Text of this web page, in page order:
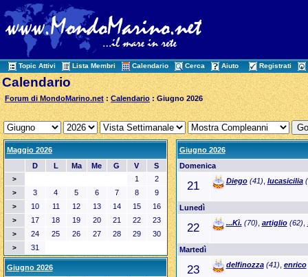
Topic Attivi Lista Membri Calendario Cerca Aiuto Registrati
Calendario
Forum di MondoMarino.net :Calendario : Giugno 2026
Maggio 2026
D
L Ma Me G V S
> 1 2
> 3 4 5 6 7 8 9
> 10 11 12 13 14 15 16
> 17 18 19 20 21 22 23
> 24 25 26 27 28 29 30
> 31
Giugno 2026
Domenica
21 Diego(41), lucasicilia
Lunedì
22 ...Kì. (70), artiglio(62),
Martedì
23 delfinozza(41), enrico
Giugno 2026